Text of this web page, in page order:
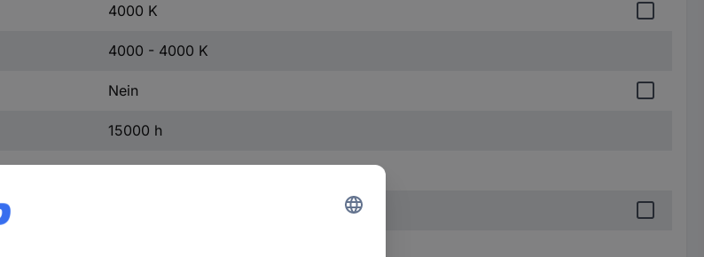
4000 K
4000 - 4000 K
Nein
15000 h
100000